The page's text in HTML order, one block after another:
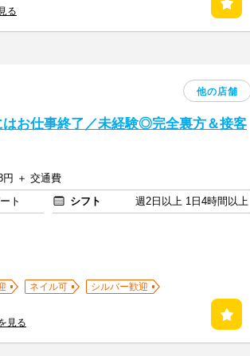
る
他の店舗
はお仕事終了／未経験◎完全裏方＆接客
円 ＋ 交通費
ト シフト
週2日以上 1日4時間以上
ネイル可
シルバー歓迎
見る